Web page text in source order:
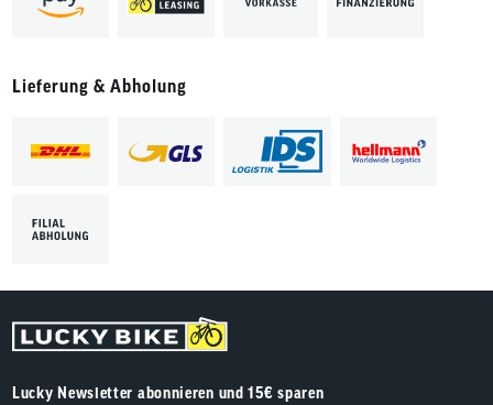
Lieferung & Abholung
Lucky Newsletter abonnieren und 15€ sparen